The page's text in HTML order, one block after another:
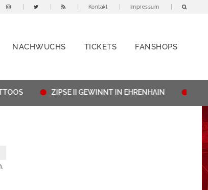
Kontakt Impressum
NACHWUCHS TICKETS FANSHOPS
ZIPSE II GEWINNT IN EHRENHAIN